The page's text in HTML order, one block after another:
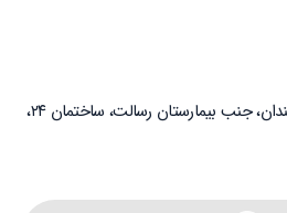
تهران، ضلع شرقی پل سید خندان، جنب بیمارستان رسالت، ساختمان ۲۴،